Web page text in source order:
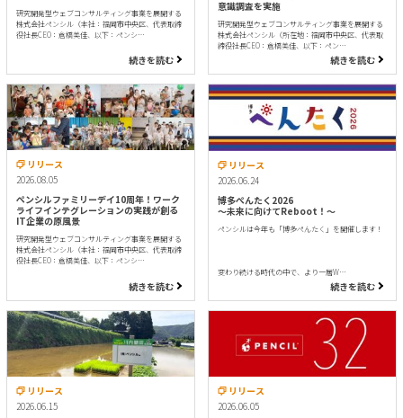
研究開発型ウェブコンサルティング事業を展開する
株式会社ペンシル（本社：福岡市中央区、代表取締
役社長CEO：倉橋美佳、以下：ペンシ…
続きを読む
意識調査を実施
研究開発型ウェブコンサルティング事業を展開する
株式会社ペンシル（所在地：福岡市中央区、代表取
締役社長CEO：倉橋美佳、以下：ペン…
続きを読む
リリース
2026.08.05
ペンシルファミリーデイ10周年！ワーク
ライフインテグレーションの実践が創る
IT企業の原風景
研究開発型ウェブコンサルティング事業を展開する
株式会社ペンシル（本社：福岡市中央区、代表取締
役社長CEO：倉橋美佳、以下：ペンシ…
続きを読む
リリース
2026.06.24
博多ぺんたく2026
〜未来に向けてReboot！〜
ペンシルは今年も「博多ぺんたく」を開催します！
変わり続ける時代の中で、より一層W…
続きを読む
リリース
2026.06.15
リリース
2026.06.05